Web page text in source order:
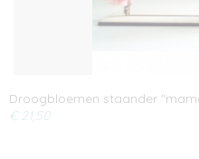
Droogbloemen staander
€ 21,50